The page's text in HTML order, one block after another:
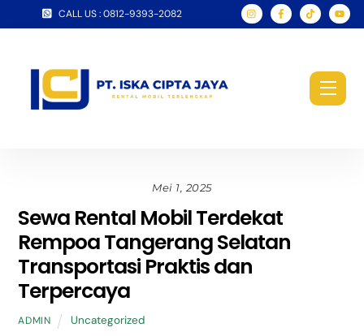
CALL US : 0812-9393-2082
Mei 1, 2025
Sewa Rental Mobil Terdekat
Rempoa Tangerang Selatan
Transportasi Praktis dan
Terpercaya
ADMIN Uncategorized